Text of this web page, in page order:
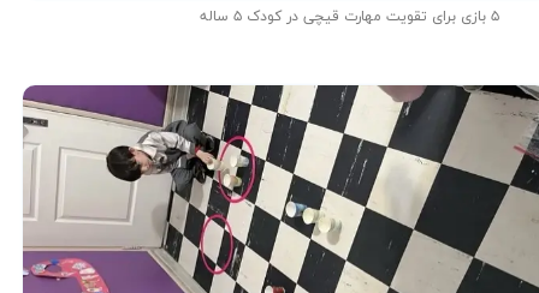
۵ بازی برای تقویت مهارت قیچی در کودک ۵ ساله